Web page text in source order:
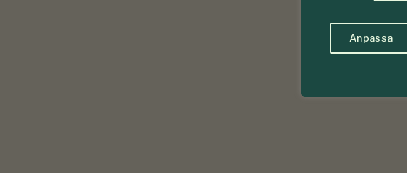
Anpassa